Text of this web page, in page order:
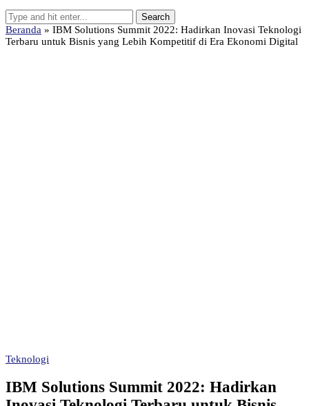
Beranda » IBM Solutions Summit 2022: Hadirkan Inovasi Teknologi
Terbaru untuk Bisnis yang Lebih Kompetitif di Era Ekonomi Digital
Teknologi
IBM Solutions Summit 2022: Hadirkan